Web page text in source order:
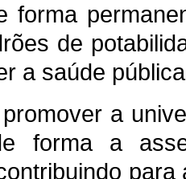
forma
de
a saúde
a
forma a